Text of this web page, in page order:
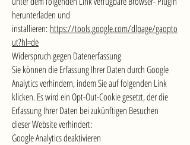
herunterladen und
installieren: https://tools.google.com/dlpage/gaopto
ut?hl=de
Widerspruch gegen Datenerfassung
Sie können die Erfassung Ihrer Daten durch Google
Analytics verhindern, indem Sie auf folgenden Link
klicken. Es wird ein Opt-Out-Cookie gesetzt, der die
Erfassung Ihrer Daten bei zukünftigen Besuchen
dieser Website verhindert:
Google Analytics deaktivieren